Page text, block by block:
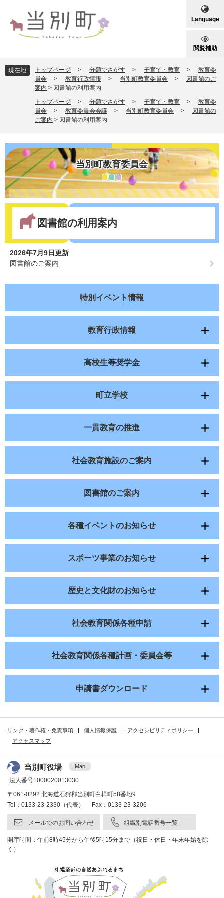
でば
Language
閲覧補助
現在地 トップページ > 分類でさがす > 子育て・教育 >
教育委
員会
> 教育行政情報 > 当別町教育委員会 >
図書館のご
案内 > 図書館の利用案内
トップページ
> 分類でさがす > 子育て・教育 >
教育委
員会
> 教育委員会会議 > 当別町教育委員会 >
図書館の
ご案内 > 図書館の利用案内
当別町教育委員会
図書館の利用案内
2026年7月9日更新
図書館のご案内
特別イベント情報
教育行政情報
高校生等奨学金
町立学校
一貫教育の推進
社会教育施設のご案内
図書館のご案内
各種イベントのお知らせ
スポーツ事業のお知らせ
歴史と文化財のお知らせ
社会教育関係各種申請
社会教育関係各種計画・委員会等
申請書ダウンロード
リンク・著作権・免責事項 個人情報保護
アクセシビリティポリシー
アクセスマップ
当別町役場 Map
法人番号1000020013030
〒061-0292 北海道石狩郡当別町白樺町58番地9
Tel：0133-23-2330（代表） Fax：0133-23-3206
メールでのお問い合わせ 組織別電話番号一覧
開庁時間：午前8時45分から午後5時15分まで（祝日・休日・年末年始を除
く）